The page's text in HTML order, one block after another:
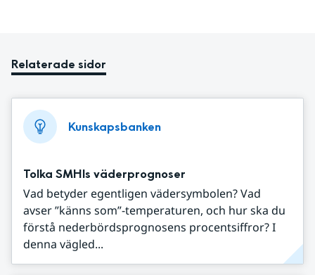
Relaterade sidor
Kunskapsbanken
Tolka SMHIs väderprognoser
Vad betyder egentligen vädersymbolen? Vad
avser ”känns som”-temperaturen, och hur ska du
förstå nederbördsprognosens procentsiffror? I
denna vägled...